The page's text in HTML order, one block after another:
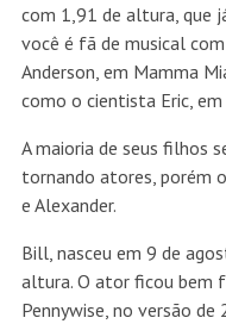
com 1,91 de altura, que
você é fã de musical
Anderson, em Mamma
como o cientista Eric, em
A maioria de seus filhos
tornando atores, porém
e Alexander.
Bill, nasceu em 9 de
altura. O ator ficou bem
Pennywise, no versão